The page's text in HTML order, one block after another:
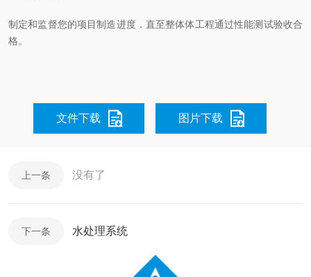
制定和监督您的项目制造进度．直至整体体工程通过性能测试验收合
格。
文件下载 图片下载
上一条 没有了
下一条 水处理系统